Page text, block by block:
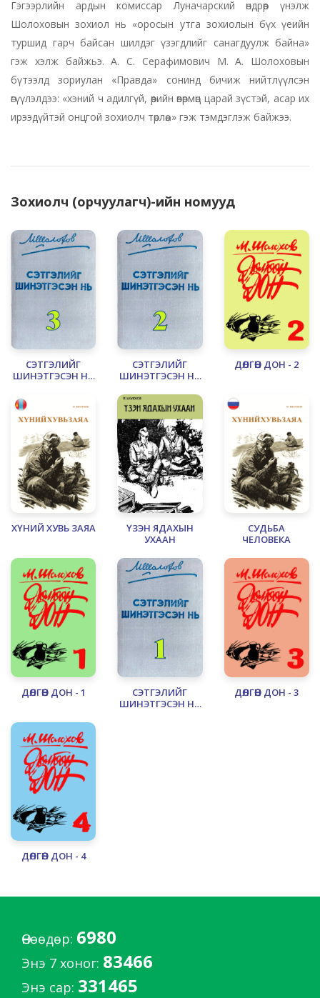
Гэгээрлийн ардын комиссар Луначарский өндрөөр үнэлж
Шолоховын зохиол нь «оросын утга зохиолын бүх үеийн
туршид гарч байсан шилдэг үзэгдлийг санагдуулж байна»
гэж хэлж байжьэ. А. С. Серафимович М. А. Шолоховын
бүтээлд зориулан «Правда» сонинд бичиж нийтлүүлсэн
өгүүлэлдээ: «хэний ч адилгүй, өөрийн өвөрмөц царай зүстэй, асар их
ирээдүйтэй онцгой зохиолч төрлөө...» гэж тэмдэглэж байжээ.
Зохиолч (орчуулагч)-ийн номууд
СЭТГЭЛИЙГ
ШИНЭТГЭСЭН НЬ
СЭТГЭЛИЙГ
ШИНЭТГЭСЭН НЬ
ДӨЛГӨӨН ДОН - 2
ХҮНИЙ ХУВЬ ЗАЯА
ҮЗЭН ЯДАХЫН
УХААН
СУДЬБА
ЧЕЛОВЕКА
ДӨЛГӨӨН ДОН - 1
СЭТГЭЛИЙГ
ШИНЭТГЭСЭН НЬ
ДӨЛГӨӨН ДОН - 3
ДӨЛГӨӨН ДОН - 4
Өнөөдөр: 6980
Энэ 7 хоног: 83466
Энэ сар: 331465